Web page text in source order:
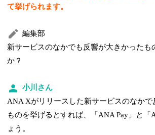
て挙げられます。
編集部
新サービスのなかでも反響が大きかったも
か？
小川さん
ANA Xがリリースした新サービスのなかで
ものを挙げるとすれば、「ANA Pay」と「
ょう。